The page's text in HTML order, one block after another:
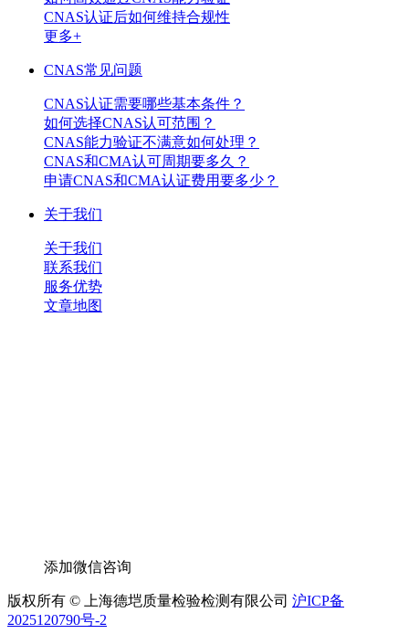
CNAS认证后如何维持合规性
更多+
CNAS常见问题
CNAS认证需要哪些基本条件？
如何选择CNAS认可范围？
CNAS能力验证不满意如何处理？
CNAS和CMA认可周期要多久？
申请CNAS和CMA认证费用要多少？
关于我们
关于我们
联系我们
服务优势
文章地图
添加微信咨询
版权所有 © 上海德垲质量检验检测有限公司 沪ICP备
2025120790号-2